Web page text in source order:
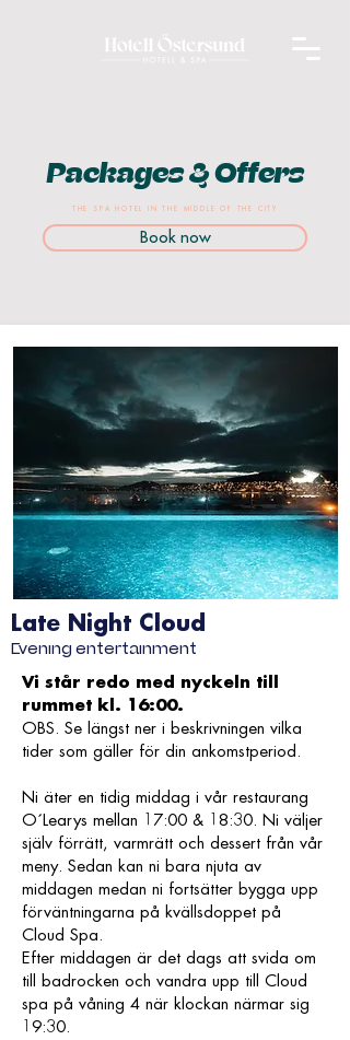
Packages & Offers
THE SPA HOTEL IN THE MIDDLE OF THE CITY
Book now
Late Night Cloud
Evening entertainment
Vi står redo med nyckeln till
rummet kl. 16:00.
OBS. Se längst ner i beskrivningen vilka
tider som gäller för din ankomstperiod.
Ni äter en tidig middag i vår restaurang
O´Learys mellan 17:00 & 18:30. Ni väljer
själv förrätt, varmrätt och dessert från vår
meny. Sedan kan ni bara njuta av
middagen medan ni fortsätter bygga upp
förväntningarna på kvällsdoppet på
Cloud Spa.
Efter middagen är det dags att svida om
till badrocken och vandra upp till Cloud
spa på våning 4 när klockan närmar sig
19:30.